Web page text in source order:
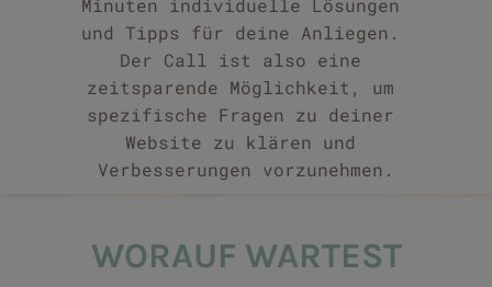
Minuten individuelle Lösungen
und Tipps für deine Anliegen.
Der Call ist also eine
zeitsparende Möglichkeit, um
spezifische Fragen zu deiner
Website zu klären und
Verbesserungen vorzunehmen.
WORAUF WARTEST